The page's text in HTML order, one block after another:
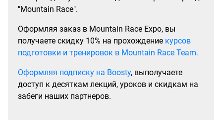
"Mountain Race".
Оформляя заказ в Mountain Race Expo, вы
получаете скидку 10% на прохождение курсов
подготовки и тренировок в Mountain Race Team.
Оформляя подписку на Boosty, выполучаете
доступ к десяткам лекций, уроков и скидкам на
забеги наших партнеров.